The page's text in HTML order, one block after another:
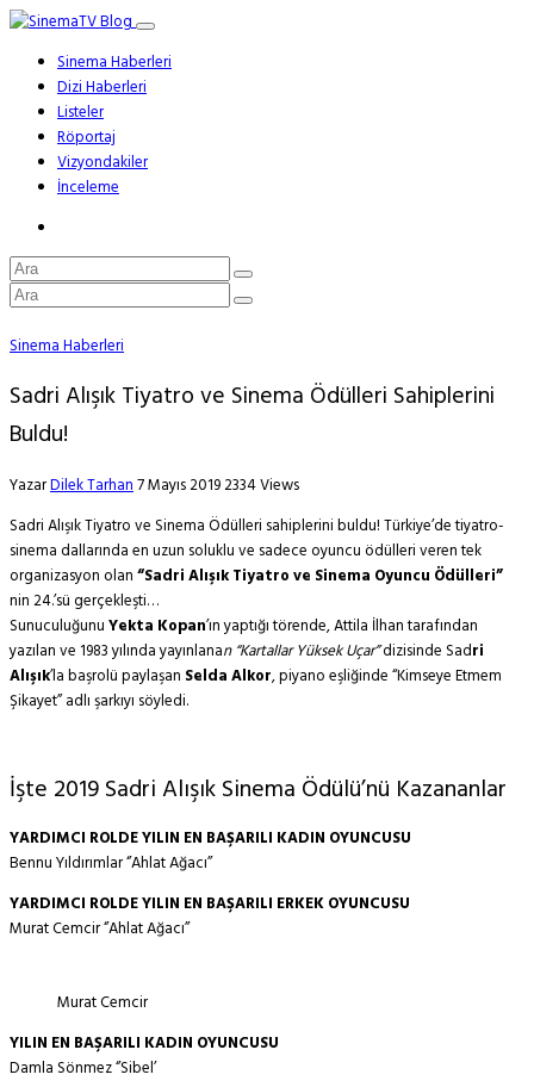
Sinema Haberleri
Dizi Haberleri
Listeler
Röportaj
Vizyondakiler
İnceleme
Sinema Haberleri
Sadri Alışık Tiyatro ve Sinema Ödülleri Sahiplerini
Buldu!
YazarDilek Tarhan7 Mayıs 20192334 Views
Sadri Alışık Tiyatro ve Sinema Ödülleri sahiplerini buldu! Türkiye’de tiyatro-
sinema dallarında en uzun soluklu ve sadece oyuncu ödülleri veren tek
organizasyon olan“Sadri Alışık Tiyatro ve Sinema Oyuncu Ödülleri”
nin 24.’sü gerçekleşti…
SunuculuğunuYekta Kopan’ın yaptığı törende, Attila İlhan tarafından
yazılan ve 1983 yılında yayınlanan “Kartallar Yüksek Uçar”dizisinde Sadri
Alışık’la başrolü paylaşan Selda Alkor, piyano eşliğinde “Kimseye Etmem
Şikayet” adlı şarkıyı söyledi.
İşte 2019 Sadri Alışık Sinema Ödülü’nü Kazananlar
YARDIMCI ROLDE YILIN EN BAŞARILI KADIN OYUNCUSU
Bennu Yıldırımlar ‘’Ahlat Ağacı’’
YARDIMCI ROLDE YILIN EN BAŞARILI ERKEK OYUNCUSU
Murat Cemcir ‘’Ahlat Ağacı’’
Murat Cemcir
YILIN EN BAŞARILI KADIN OYUNCUSU
Damla Sönmez ‘’Sibel’